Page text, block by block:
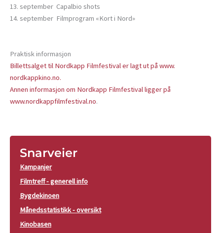
13. september Capalbio shots
14. september Filmprogram «Kort i Nord»
Praktisk informasjon
Billettsalget til Nordkapp Filmfestival er lagt ut på www.
nordkappkino.no.
Annen informasjon om Nordkapp Filmfestival ligger på
www.nordkappfilmfestival.no.
Snarveier
Kampanjer
Filmtreff - generell info
Bygdekinoen
Månedsstatistikk - oversikt
Kinobasen